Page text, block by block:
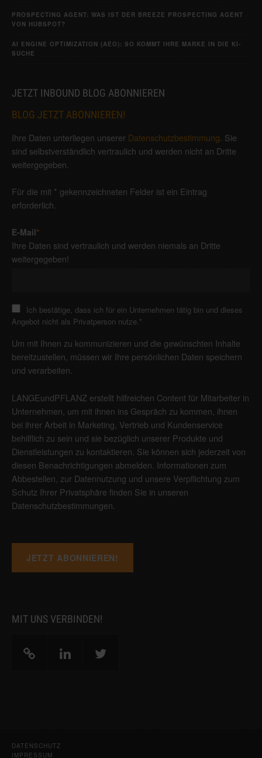
PROSPECTING AGENT: WAS IST DER BREEZE PROSPECTING AGENT
VON HUBSPOT?
AI ENGINE OPTIMIZATION (AEO): SO KOMMT IHRE MARKE IN DIE KI-
SUCHE
JETZT INBOUND BLOG ABONNIEREN
BLOG JETZT ABONNIEREN!
Ihre Daten unterliegen unserer Datenschutzbestimmung. Sie
sind selbstverständlich vertraulich und werden nicht an Dritte
weitergegeben.
Für die mit * gekennzeichneten Felder ist ein Eintrag
erforderlich.
E-Mail*
Ihre Daten sind vertraulich und werden niemals an Dritte
weitergegeben!
Ich bestätige, dass ich für ein Unternehmen tätig bin und dieses
Angebot nicht als Privatperson nutze.*
Um mit Ihnen zu kommunizieren und die gewünschten Inhalte
bereitzustellen, müssen wir Ihre persönlichen Daten speichern
und verarbeiten.
LANGEundPFLANZ erstellt hilfreichen Content für Mitarbeiter in
Unternehmen, um mit ihnen ins Gespräch zu kommen, ihnen
bei ihrer Arbeit in Marketing, Vertrieb und Kundenservice
behilflich zu sein und sie bezüglich unserer Produkte und
Dienstleistungen zu kontaktieren. Sie können sich jederzeit von
diesen Benachrichtigungen abmelden. Informationen zum
Abbestellen, zur Datennutzung und unsere Verpflichtung zum
Schutz Ihrer Privatsphäre finden Sie in unseren
Datenschutzbestimmungen
MIT UNS VERBINDEN!
DATENSCHUTZ
IMPRESSUM